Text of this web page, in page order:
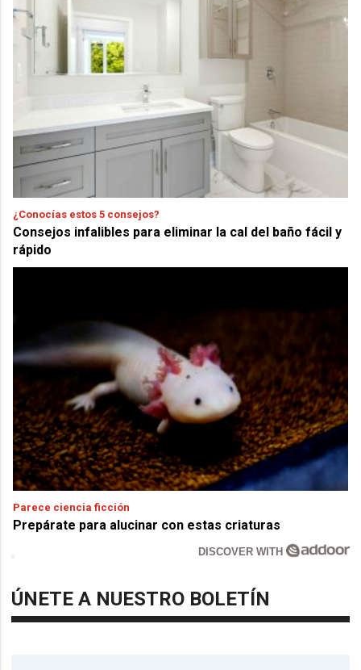
¿Conocías estos 5 consejos?
Consejos infalibles para eliminar la cal del baño fácil y
rápido
Parece ciencia ficción
Prepárate para alucinar con estas criaturas
DISCOVER WITH
ÚNETE A NUESTRO BOLETÍN